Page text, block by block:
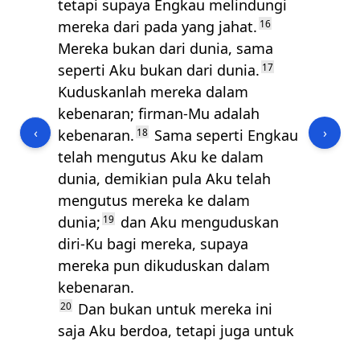
‹
tetapi supaya Engkau melindungi
mereka dari pada yang jahat. 16
Mereka bukan dari dunia, sama
seperti Aku bukan dari dunia. 17
Kuduskanlah mereka dalam
kebenaran; firman-Mu adalah
kebenaran. 18 Sama seperti Engkau
telah mengutus Aku ke dalam
dunia, demikian pula Aku telah
mengutus mereka ke dalam
dunia; 19 dan Aku menguduskan
diri-Ku bagi mereka, supaya
mereka pun dikuduskan dalam
kebenaran.
20 Dan bukan untuk mereka ini
saja Aku berdoa, tetapi juga untuk
›